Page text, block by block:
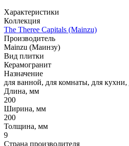
Характеристики
Коллекция
The Theree Capitals (Mainzu)
Производитель
Mainzu (Маинзу)
Вид плитки
Керамогранит
Назначение
для ванной, для комнаты, для кухни,
Длина, мм
200
Ширина, мм
200
Толщина, мм
9
Страна производителя